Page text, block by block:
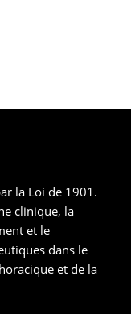
la Loi de 1901.
clinique, la
et le
dans le
et de la